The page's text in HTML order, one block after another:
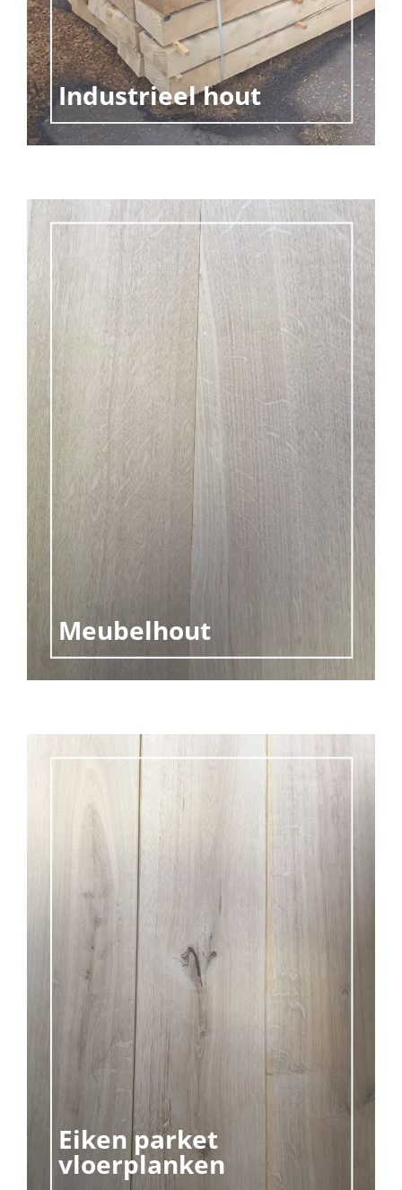
Industrieel hout
Meubelhout
Eiken parket
vloerplanken